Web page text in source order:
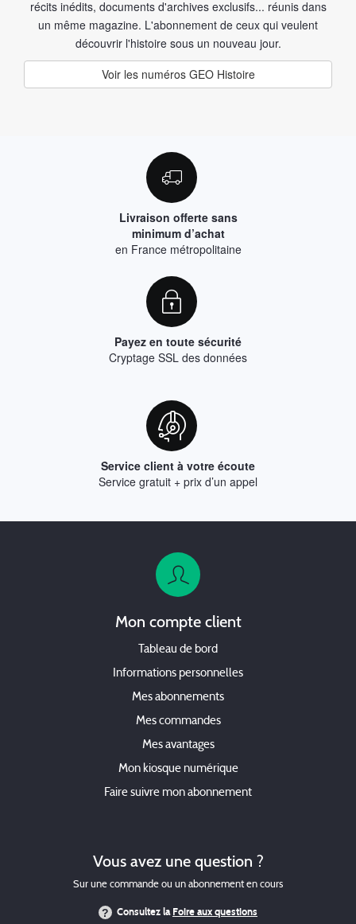
récits inédits, documents d'archives exclusifs... réunis dans
un même magazine. L'abonnement de ceux qui veulent
découvrir l'histoire sous un nouveau jour.
Voir les numéros GEO Histoire
Livraison offerte sans
minimum d’achat
en France métropolitaine
Payez en toute sécurité
Cryptage SSL des données
Service client à votre écoute
Service gratuit + prix d’un appel
Mon compte client
Tableau de bord
Informations personnelles
Mes abonnements
Mes commandes
Mes avantages
Mon kiosque numérique
Faire suivre mon abonnement
Vous avez une question ?
Sur une commande ou un abonnement en cours
Consultez laFoire aux questions